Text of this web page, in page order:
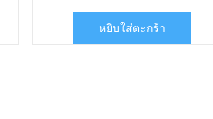
was:
หยิบใส่ตะกร้า